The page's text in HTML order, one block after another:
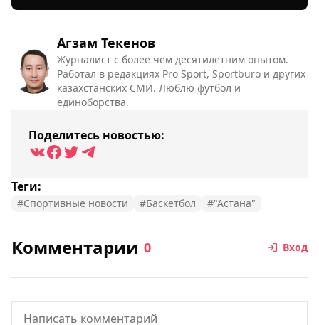
Агзам Текенов
Журналист с более чем десятилетним опытом.
Работал в редакциях Pro Sport, Sportburo и других
казахстанских СМИ. Люблю футбол и
единоборства.
Поделитесь новостью:
Теги:
#Спортивные новости #Баскетбол #"Астана"
Комментарии 0 Вход